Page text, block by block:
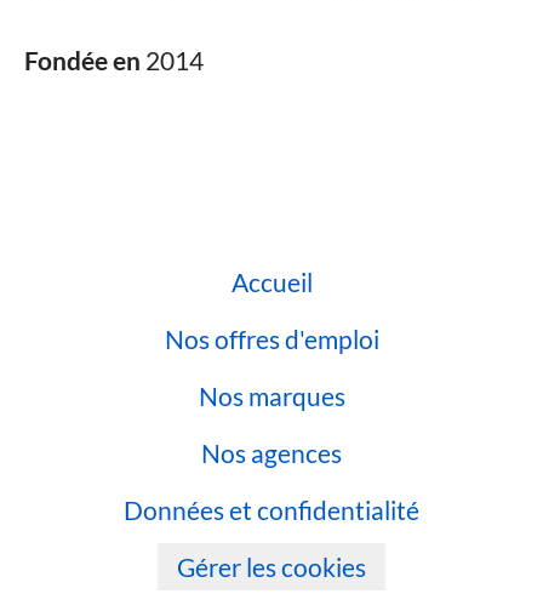
Fondée en 2014
Accueil
Nos offres d'emploi
Nos marques
Nos agences
Données et confidentialité
Gérer les cookies